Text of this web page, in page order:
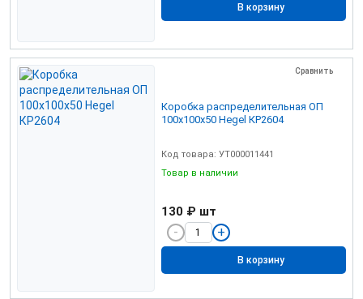
В корзину
Сравнить
Коробка распределительная ОП
100х100х50 Hegel КР2604
Код товара: УТ000011441
Товар в наличии
130 ₽ шт
В корзину